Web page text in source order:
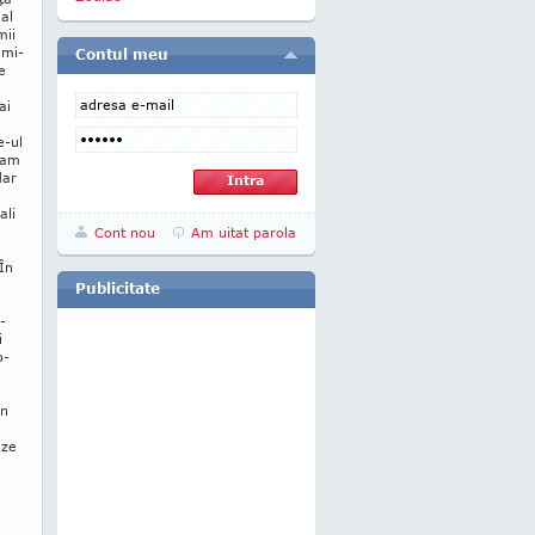
mi­
ul
Contul meu
Cont nou Am uitat parola
Publicitate